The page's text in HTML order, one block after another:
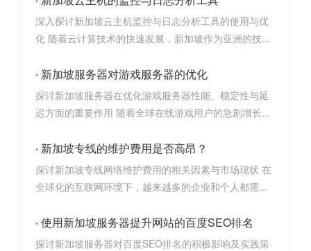
深入探讨新加坡云主机监控与日志分析工具的使用与优
化 随着云计算技术的快速发展，新加坡作为亚洲的技...
新加坡服务器对游戏服务器的优化
探讨新加坡服务器在优化游戏服务器性能、稳定性与延
迟方面的重要作用 随着全球在线游戏用户的急剧增长...
新加坡专线的维护费用是否高昂？
探讨新加坡专线网络维护费用的相关因素与市场现状 在
全球化的互联网环境下，越来越多的企业和个人都需...
使用新加坡服务器提升网站的百度SEO排名
探讨新加坡服务器对百度SEO排名的积极影响及实践策